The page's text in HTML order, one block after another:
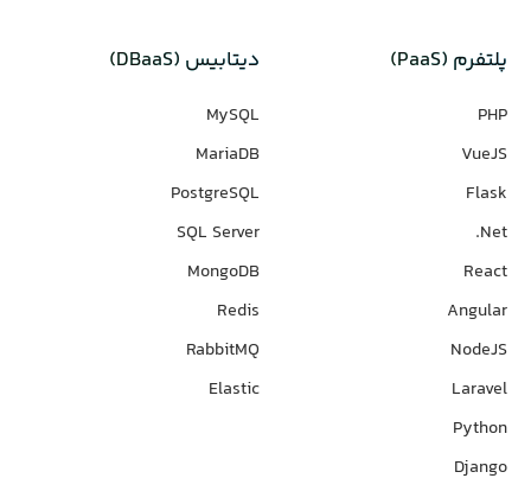
پلتفرم (PaaS)
PHP
VueJS
Flask
Net.
React
Angular
NodeJS
Laravel
Python
Django
دیتابیس‌ (DBaaS)
MySQL
MariaDB
PostgreSQL
SQL Server
MongoDB
Redis
RabbitMQ
Elastic